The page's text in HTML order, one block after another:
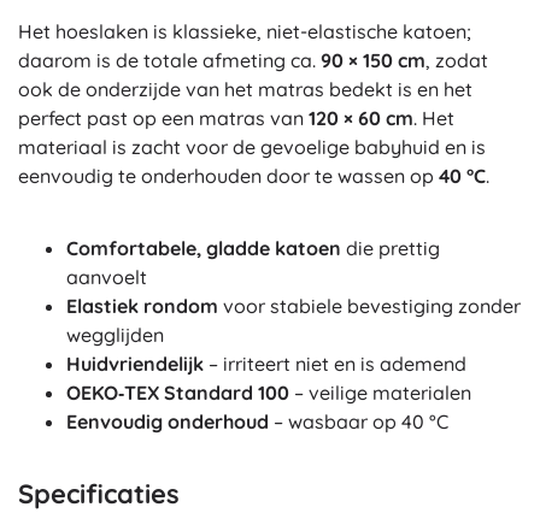
Het hoeslaken is klassieke, niet-elastische katoen;
daarom is de totale afmeting ca. 90 × 150 cm, zodat
ook de onderzijde van het matras bedekt is en het
perfect past op een matras van 120 × 60 cm. Het
materiaal is zacht voor de gevoelige babyhuid en is
eenvoudig te onderhouden door te wassen op 40 °C.
Comfortabele, gladde katoen die prettig
aanvoelt
Elastiek rondom voor stabiele bevestiging zonder
wegglijden
Huidvriendelijk – irriteert niet en is ademend
OEKO‑TEX Standard 100 – veilige materialen
Eenvoudig onderhoud – wasbaar op 40 °C
Specificaties